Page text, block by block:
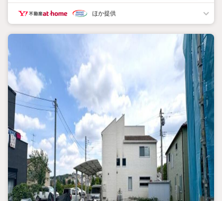
インターネット予約で当日見学が可能！
（1）［室内・現地を見学する］をクリック
【主要不動産流通各社の2025年度中間期の売買仲介実績におい
て、全国第9位の売買仲介実績です】
※住宅新報より
たくさんのお客様からのお言葉に感謝してこれからも楽しく素敵
なお家探しをお約束します。
お家探しを始めてみようと思われたらまずは、お気軽に東宝ハウ
ス町田に相談してみませんか？
スタッフ一同お客様のお問合せをお待ちしております。
ほか提供